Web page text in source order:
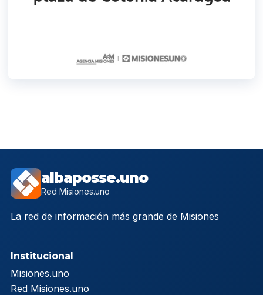
albaposse.uno
Red Misiones.uno
La red de información más grande de Misiones
Institucional
Misiones.uno
Red Misiones.uno